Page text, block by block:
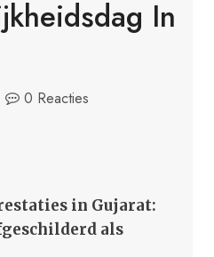
In
0 Reacties
in Gujarat:
als